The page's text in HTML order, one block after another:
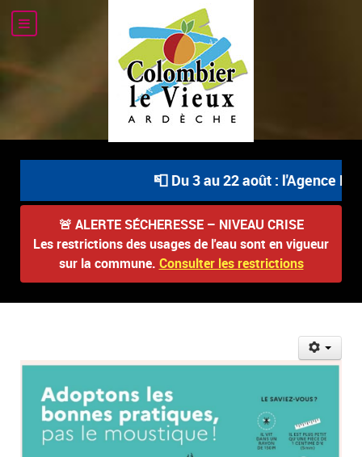
📮 Du 3 au 22 août : l'Agence
🚨 ALERTE SÉCHERESSE – NIVEAU CRISE
Les restrictions des usages de l'eau sont en vigueur
sur la commune. Consulter les restrictions